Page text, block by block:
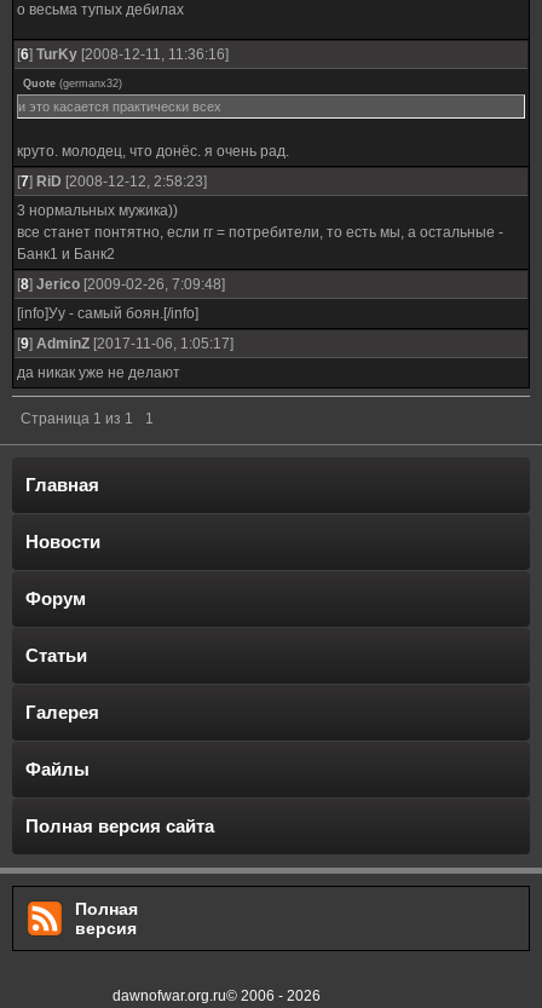
о весьма тупых дебилах
[6] TurKy [2008-12-11, 11:36:16]
Quote (germanx32)
и это касается практически всех
круто. молодец, что донёс. я очень рад.
[7] RiD [2008-12-12, 2:58:23]
3 нормальных мужика))
все станет понтятно, если гг = потребители, то есть мы, а остальные -
Банк1 и Банк2
[8] Jerico [2009-02-26, 7:09:48]
[info]Уу - самый боян.[/info]
[9] AdminZ [2017-11-06, 1:05:17]
да никак уже не делают
Страница 1 из 1 1
Главная
Новости
Форум
Статьи
Галерея
Файлы
Полная версия сайта
Полная
версия
dawnofwar.org.ru© 2006 - 2026